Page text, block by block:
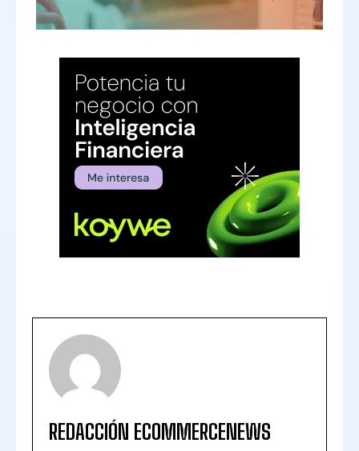
REDACCIÓN ECOMMERCENEWS